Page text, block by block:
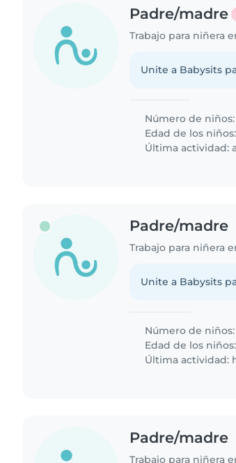
Padre/madre
Trabajo para niñera
Unite a Babysits
Número de niños:
Edad de los niños:
Última actividad:
Padre/madre
Trabajo para niñera
Unite a Babysits
Número de niños:
Edad de los niños:
Última actividad:
Padre/madre
Trabajo para niñera